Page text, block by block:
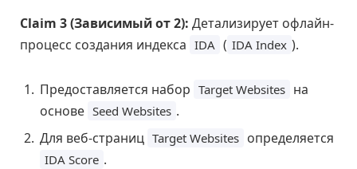
Claim 3 (Зависимый от 2): Детализирует офлайн-
процесс создания индекса IDA ( IDA Index ).
Предоставляется набор Target Websites на
основе Seed Websites .
Для веб-страниц Target Websites определяется
IDA Score .